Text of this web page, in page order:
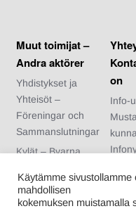
Muut toimijat –
Andra aktörer
Yhdistykset ja
Yhteisöt –
Föreningar och
Sammanslutningar
Kylät – Byarna
Urheiluseurat –
Idrottsföreningar
Nuoriso- ja
on
Info-
Käytämme
mahdollisen
kokemuksen muistamalla